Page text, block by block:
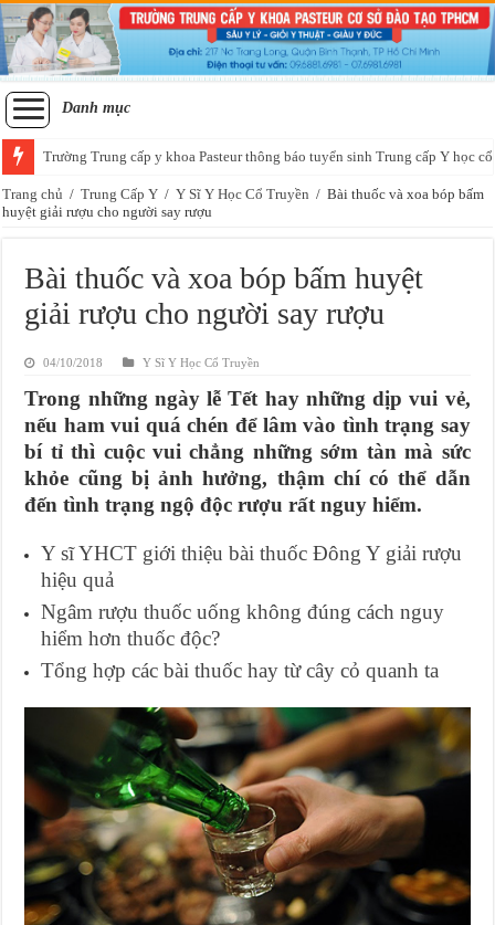
Danh mục
Trường Trung cấp y khoa Pasteur thông báo tuyển sinh Trung cấp Y học
Trang chủ / Trung Cấp Y / Y Sĩ Y Học Cổ Truyền / Bài thuốc và xoa bóp bấm
huyệt giải rượu cho người say rượu
Bài thuốc và xoa bóp bấm huyệt
giải rượu cho người say rượu
04/10/2018 Y Sĩ Y Học Cổ Truyền
Trong những ngày lễ Tết hay những dịp vui vẻ,
nếu ham vui quá chén để lâm vào tình trạng say
bí tỉ thì cuộc vui chẳng những sớm tàn mà sức
khỏe cũng bị ảnh hưởng, thậm chí có thể dẫn
đến tình trạng ngộ độc rượu rất nguy hiểm.
Y sĩ YHCT giới thiệu bài thuốc Đông Y giải rượu
hiệu quả
Ngâm rượu thuốc uống không đúng cách nguy
hiểm hơn thuốc độc?
Tổng hợp các bài thuốc hay từ cây cỏ quanh ta